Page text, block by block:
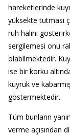
hareketlerinde
yüksekte tutması
ruh halini
sergilemesi onu
olabilmektedir.
ise bir korku
kuyruk ve
göstermektedir.
Tüm bunların
verme açısından